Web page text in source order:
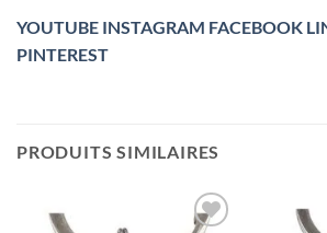
YOUTUBE INSTAGRAM FACEBOOK
PINTEREST
PRODUITS SIMILAIRES